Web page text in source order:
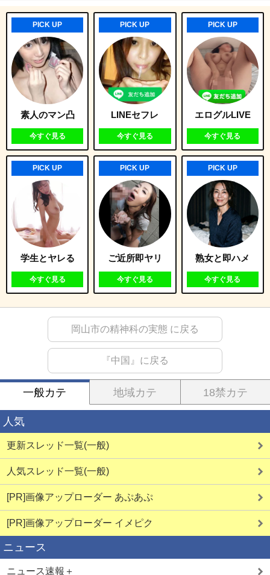
PICK UP
素人のマン凸
今すぐ見る
PICK UP
LINEセフレ
今すぐ見る
PICK UP
エログルLIVE
今すぐ見る
PICK UP
学生とヤレる
今すぐ見る
PICK UP
ご近所即ヤリ
今すぐ見る
PICK UP
熟女と即ハメ
今すぐ見る
岡山市の精神科の実態 に戻る
『中国』に戻る
一般カテ 地域カテ 18禁カテ
人気
更新スレッド一覧(一般)
人気スレッド一覧(一般)
[PR]画像アップローダー あぷあぷ
[PR]画像アップローダー イメピク
ニュース
ニュース速報＋